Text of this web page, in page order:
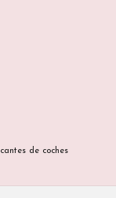
de coches